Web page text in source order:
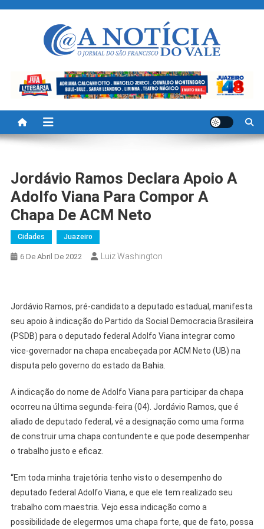
A Noticia Do Vale
Jordávio Ramos Declara Apoio A
Adolfo Viana Para Compor A
Chapa De ACM Neto
Cidades Juazeiro
6 De Abril De 2022 Luiz Washington
Jordávio Ramos, pré-candidato a deputado estadual, manifesta
seu apoio à indicação do Partido da Social Democracia Brasileira
(PSDB) para o deputado federal Adolfo Viana integrar como
vice-governador na chapa encabeçada por ACM Neto (UB) na
disputa pelo governo do estado da Bahia.
A indicação do nome de Adolfo Viana para participar da chapa
ocorreu na última segunda-feira (04). Jordávio Ramos, que é
aliado de deputado federal, vê a designação como uma forma
de construir uma chapa contundente e que pode desempenhar
o trabalho justo e eficaz.
“Em toda minha trajetória tenho visto o desempenho do
deputado federal Adolfo Viana, e que ele tem realizado seu
trabalho com maestria. Vejo essa indicação como a
possibilidade de elegermos uma chapa forte, que de fato, possa